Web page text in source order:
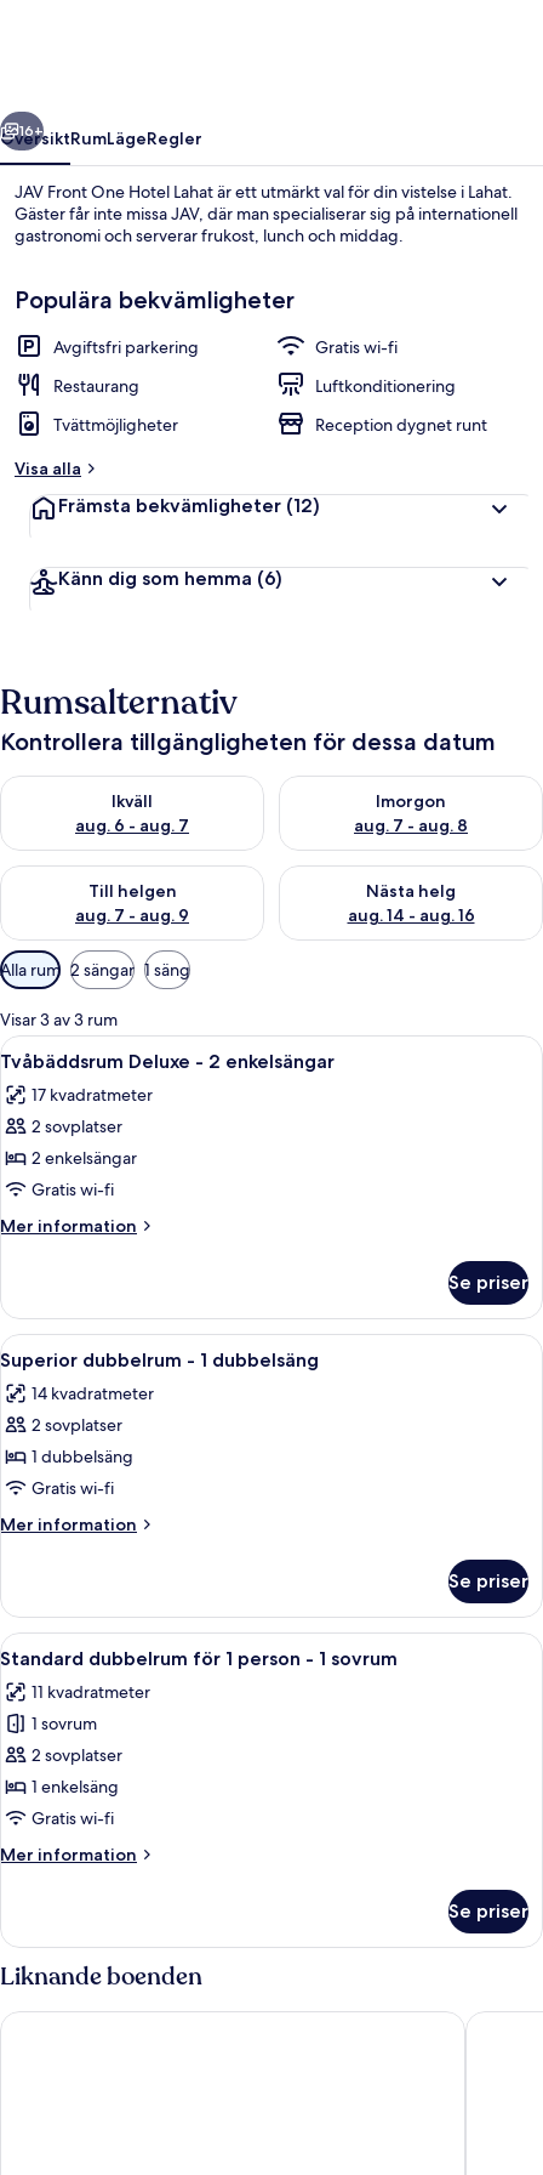
Entréinterör
Nästa
16+
ÖversiktRumLägeRegler
JAV Front One Hotel Lahat är ett utmärkt val för din vistelse i Lahat.
Gäster får inte missa JAV, där man specialiserar sig på internationell
gastronomi och serverar frukost, lunch och middag.
Populära bekvämligheter
Avgiftsfri parkering
Gratis wi-fi
Restaurang
Luftkonditionering
Tvättmöjligheter
Reception dygnet runt
Visa alla
Främsta bekvämligheter (12)
Känn dig som hemma (6)
Rumsalternativ
Kontrollera tillgängligheten för dessa datum
Ikväll
aug. 6 - aug. 7
Kontrollera tillgängligheten för ikväll aug. 6 - aug. 7
Imorgon
aug. 7 - aug. 8
Kontrollera tillgängligheten
Till helgen
aug. 7 - aug. 9
Kontrollera tillgängligheten för den här helgen aug. 7 - aug. 9
Nästa helg
aug. 14 - aug. 16
Kontrollera tillgängligheten
Tillgängliga
filter
för
rum
Alla rum 2 sängar 1 säng
Visar 3 av 3 rum
Öppna
alla
foton
för
Tvåbäddsrum
Deluxe
-
2
Ett hotellrum med en säng
4
Tvåbäddsrum Deluxe - 2 enkelsängar
17 kvadratmeter
2 sovplatser
2 enkelsängar
Gratis wi-fi
Mer information
Mer
Deluxe
2
enkelsängar
Se priser
Öppna
alla
foton
för
Superior
dubbelrum
-
1
Ett hotellrum med en säng, en
5
Superior dubbelrum - 1 dubbelsäng
14 kvadratmeter
2 sovplatser
1 dubbelsäng
Gratis wi-fi
Mer information
Mer
dubbelrum
1
Se priser
Öppna
alla
foton
för
Standard
dubbelrum
för
person
sovrum
Ett sovrum med en säng, en
1
Standard dubbelrum för 1 person - 1 sovrum
11 kvadratmeter
1 sovrum
2 sovplatser
1 enkelsäng
Gratis wi-fi
Mer information
Mer
dubbelrum
för
1
person
-
Se priser
Liknande boenden
Hotel Santika Lahat Grand